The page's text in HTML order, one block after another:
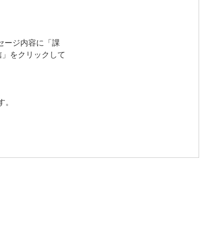
ージ内容に「課
をクリックして